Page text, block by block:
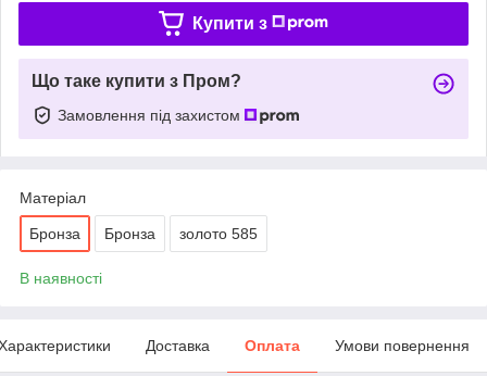
Купити з
Що таке купити з Пром?
Замовлення під захистом
Матеріал
Бронза Бронза золото 585
В наявності
Доставка Оплата Умови повернення